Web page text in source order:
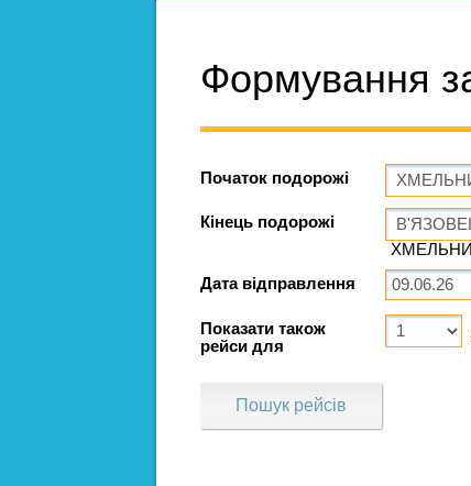
Формування
Початок подорожі
Кінець подорожі
Дата відправлення
Показати також
рейси для
Пошук рейсів